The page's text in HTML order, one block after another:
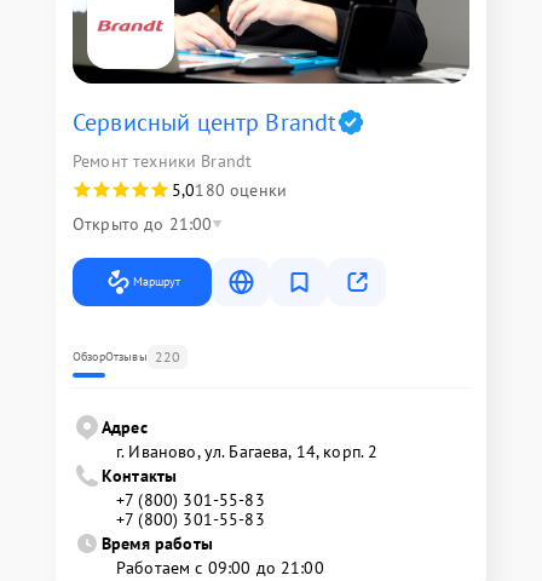
Сервисный центр Brandt
Ремонт техники Brandt
5,0180 оценки
Открыто до 21:00
Маршрут
ОбзорОтзывы 220
Адрес
г. Иваново, ул. Багаева, 14, корп. 2
Контакты
+7 (800) 301-55-83
+7 (800) 301-55-83
Время работы
Работаем с 09:00 до 21:00